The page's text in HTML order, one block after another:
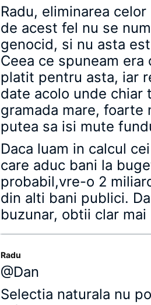
Radu, eliminarea
de acest fel nu se
genocid, si nu asta
Ceea ce spuneam
platit pentru asta, iar
date acolo unde
gramada mare, foarte
putea sa isi mute
Daca luam in calcul
care aduc bani la
probabil,vre-o 2
din alti bani publici.
buzunar, obtii clar
Radu
@Dan
Selectia naturala nu